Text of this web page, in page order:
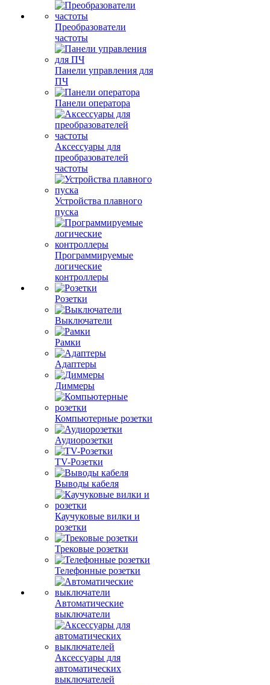
Преобразователи
частоты
Панели управления для
ПЧ
Панели оператора
Аксессуары для
преобразователей
частоты
Устройства плавного
пуска
Программируемые
логические
контроллеры
Розетки
Выключатели
Рамки
Адаптеры
Диммеры
Компьютерные розетки
Аудиорозетки
TV-Розетки
Выводы кабеля
Каучуковые вилки и
розетки
Трековые розетки
Телефонные розетки
Автоматические
выключатели
Аксессуары для
автоматических
выключателей